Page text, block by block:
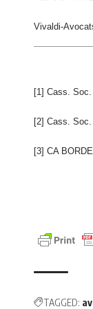
Vivaldi-
[1] Cass. Soc.
[2] Cass.
[3] CA
TAGGED: